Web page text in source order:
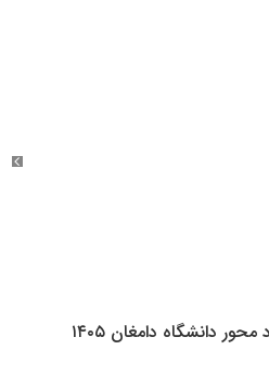
دانشگاه دامغان ۱۴۰۵